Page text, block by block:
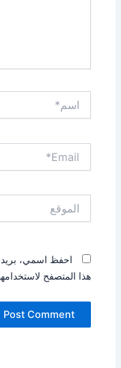
احفظ اسمي،
هذا المتصفح